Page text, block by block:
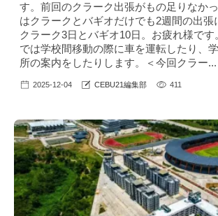
す。前回のクラーク出張がもの足りなか
はクラークとバギオだけでも2週間の出張
クラーク3日とバギオ10日。お疲れ様です
では学校間移動の際に車を運転したり、
所の案内をしたりします。＜今回クラー...
2025-12-04 CEBU21編集部 411